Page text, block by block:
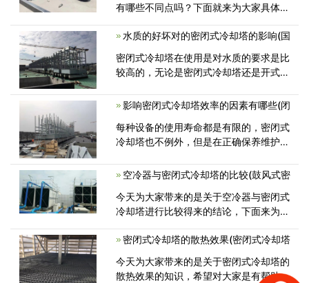
有哪些不同点吗？下面就来为大家具体分
析一下。 密闭式冷却塔和开放
水质的好坏对的密闭式冷却塔的影响(国
密闭式冷却塔在使用是对水质的要求是比
较高的，无论是密闭式冷却塔还是开式冷
影响密闭式冷却塔效率的因素有哪些(闭
每种设备的使用寿命都是有限的，密闭式
冷却塔也不例外，但是在正确保养维护的
空冷器与密闭式冷却塔的比较(鼓风式密
今天为大家带来的是关于空冷器与密闭式
冷却塔进行比较得来的结论，下面来为大
家具体介绍一下它们的不同点。
密闭式冷却塔的散热效果(密闭式冷却塔
今天为大家带来的是关于密闭式冷却塔的
散热效果的知识，希望对大家是有帮助